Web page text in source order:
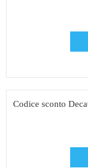
Codice sconto